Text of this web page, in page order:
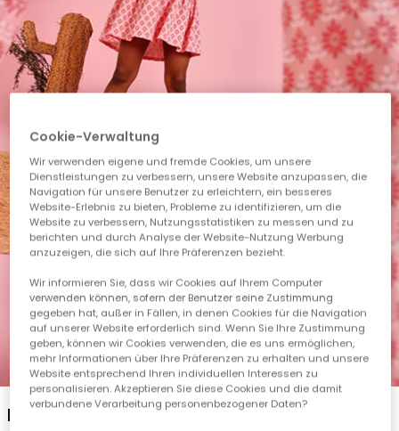
2 3 4 5 6
Kleid mit rosa Muster
Cookie-Verwaltung
Wir verwenden eigene und fremde Cookies, um unsere
Dienstleistungen zu verbessern, unsere Website anzupassen, die
Navigation für unsere Benutzer zu erleichtern, ein besseres
Website-Erlebnis zu bieten, Probleme zu identifizieren, um die
Website zu verbessern, Nutzungsstatistiken zu messen und zu
berichten und durch Analyse der Website-Nutzung Werbung
anzuzeigen, die sich auf Ihre Präferenzen bezieht.
Wir informieren Sie, dass wir Cookies auf Ihrem Computer
verwenden können, sofern der Benutzer seine Zustimmung
gegeben hat, außer in Fällen, in denen Cookies für die Navigation
auf unserer Website erforderlich sind. Wenn Sie Ihre Zustimmung
geben, können wir Cookies verwenden, die es uns ermöglichen,
mehr Informationen über Ihre Präferenzen zu erhalten und unsere
Website entsprechend Ihren individuellen Interessen zu
personalisieren. Akzeptieren Sie diese Cookies und die damit
verbundene Verarbeitung personenbezogener Daten?